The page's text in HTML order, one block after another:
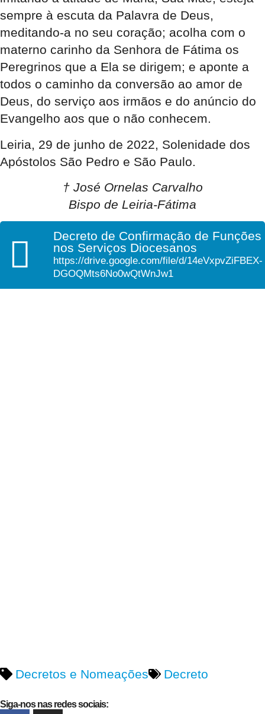
sempre à escuta da Palavra de Deus,
meditando-a no seu coração; acolha com o
materno carinho da Senhora de Fátima os
Peregrinos que a Ela se dirigem; e aponte a
todos o caminho da conversão ao amor de
Deus, do serviço aos irmãos e do anúncio do
Evangelho aos que o não conhecem.
Leiria, 29 de junho de 2022, Solenidade dos
Apóstolos São Pedro e São Paulo.
† José Ornelas Carvalho
Bispo de Leiria-Fátima
Decreto de Confirmação de Funções
nos Serviços Diocesanos
https://drive.google.com/file/d/14eVxpvZiFBEX-
DGOQMts6No0wQtWnJw1
Decretos e Nomeações Decreto
Siga-nos nas redes sociais: